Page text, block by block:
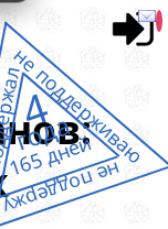
не поддерживаю
не поддержу
4
года
165 дней